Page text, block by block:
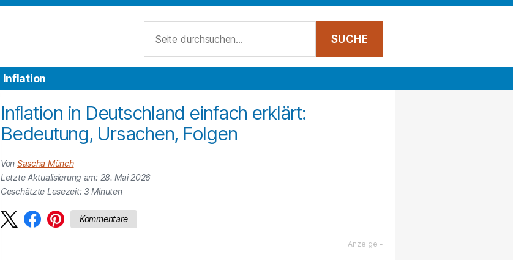
Inflation
Inflation in Deutschland einfach erklärt:
Bedeutung, Ursachen, Folgen
Von Sascha Münch
Letzte Aktualisierung am: 28. Mai 2026
Geschätzte Lesezeit: 3 Minuten
Kommentare